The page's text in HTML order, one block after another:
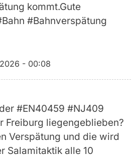
kommt.Gute
#Bahnverspätung
- 00:08
#EN40459 #NJ409
Freiburg liegengeblieben?
Verspätung und die wird
Salamitaktik alle 10